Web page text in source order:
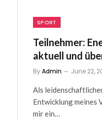
SPORT
Teilnehmer:
aktuell und
ByAdmin June 22,
Als
Entwicklung meines
mir ein…